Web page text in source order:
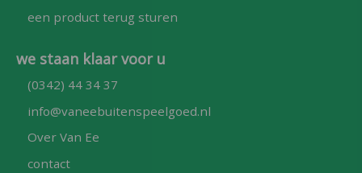
een product terug sturen
we staan klaar voor u
(0342) 44 34 37
info@vaneebuitenspeelgoed.nl
Over Van Ee
contact